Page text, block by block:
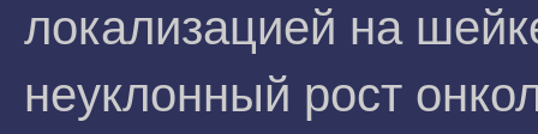
локализацией на
неуклонный рост